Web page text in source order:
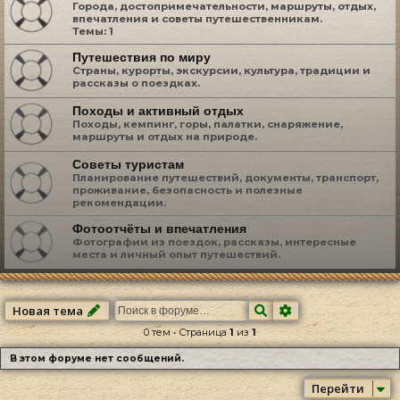
Города, достопримечательности, маршруты, отдых,
впечатления и советы путешественникам.
Темы: 1
Путешествия по миру
Страны, курорты, экскурсии, культура, традиции и
рассказы о поездках.
Походы и активный отдых
Походы, кемпинг, горы, палатки, снаряжение,
маршруты и отдых на природе.
Советы туристам
Планирование путешествий, документы, транспорт,
проживание, безопасность и полезные
рекомендации.
Фотоотчёты и впечатления
Фотографии из поездок, рассказы, интересные
места и личный опыт путешествий.
Новая тема ПоискРасширенный
0 тем • Страница1из1
В этом форуме нет сообщений.
Перейти